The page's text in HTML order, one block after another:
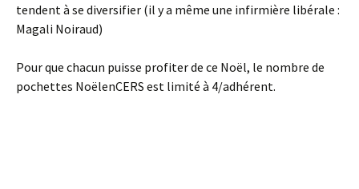
tendent à se diversifier (il y a même une infirmière libérale :
Magali Noiraud)
Pour que chacun puisse profiter de ce Noël, le nombre de
pochettes NoëlenCERS est limité à 4/adhérent.